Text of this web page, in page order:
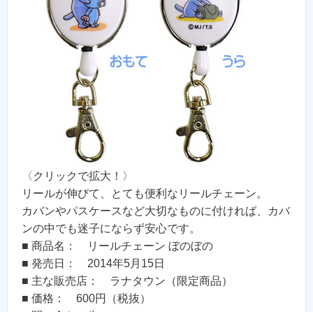
〈クリックで拡大！〉
リールが伸びて、とても便利なリールチェーン。
カバンやパスケースなど大切なものに付ければ、カバ
ンの中でも迷子にならず安心です。
■ 商品名： リールチェーン ぼのぼの
■ 発売日： 2014年5月15日
■ 主な販売店： ラナタウン（限定商品）
■ 価格： 600円（税抜）